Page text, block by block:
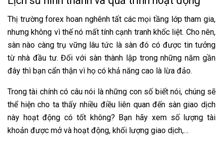
Thị trường forex hoan nghênh tất các mọi tầng lớp tham gia,
nhưng không vì thế nó mất tính cạnh tranh khốc liệt. Cho nên,
sàn nào càng trụ vững lâu tức là sàn đó có được tin tưởng
từ nhà đầu tư. Đối với sàn thành lập trong những năm gần
đây thì bạn cẩn thận vì họ có khả năng cao là lừa đảo.
Trong tài chính có câu nói là những con số biết nói, chúng sẽ
thể hiện cho ta thấy nhiều điều liên quan đến sàn giao dịch
này hoạt động có tốt không? Bạn hãy xem số lượng tài
khoản được mở và hoạt động, khối lượng giao dịch,…